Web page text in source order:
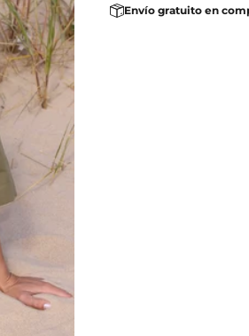
Envío gratuito en